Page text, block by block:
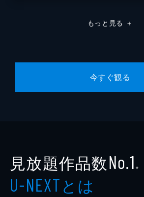
魔術学校の入学試験当日。火属性のハンク、
エスにわくわくが止まらず、隙あらばナンパ
24分
もっと見る ＋
今すぐ観る
見放題作品数No.1 ※
U-NEXTとは